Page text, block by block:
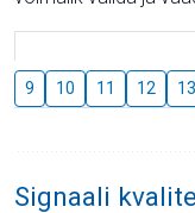
9 10 11 12 13
Signaali